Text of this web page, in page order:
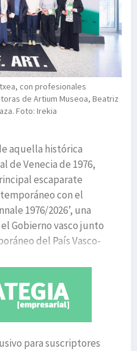
con profesionales
de Artium Museoa, Beatriz
Foto: Irekia
aquella histórica
de Venecia de 1976,
escaparate
con el
1976/2026’, una
Gobierno vasco junto
del País Vasco-
para suscriptores